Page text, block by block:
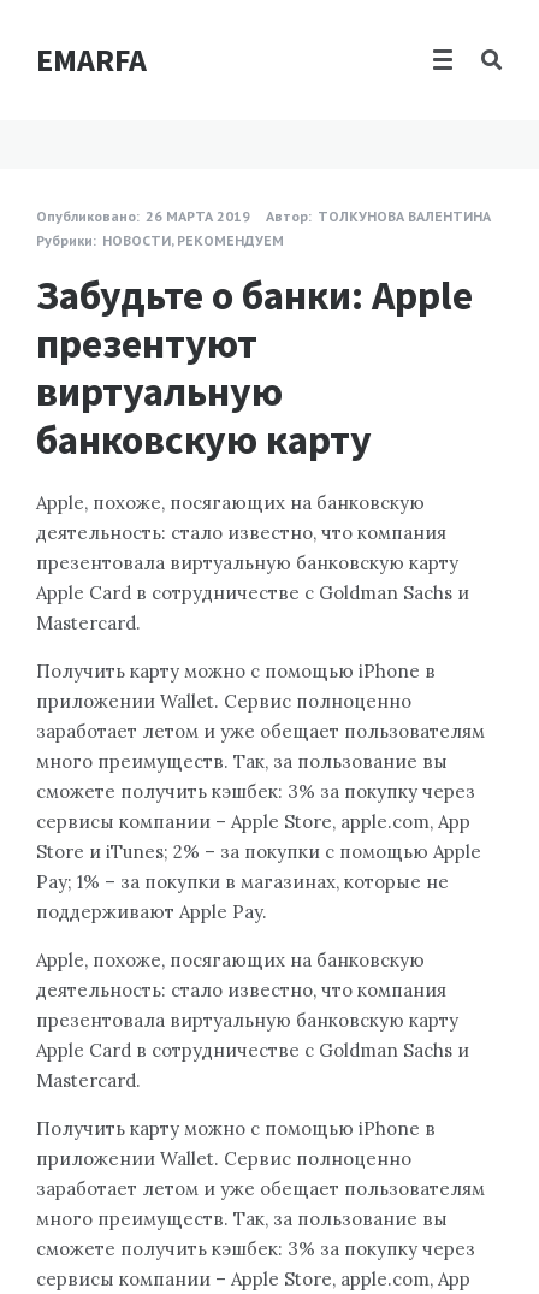
EMARFA
Опубликовано: 26 МАРТА 2019 Автор: ТОЛКУНОВА ВАЛЕНТИНА
Рубрики: НОВОСТИ, РЕКОМЕНДУЕМ
Забудьте о банки: Apple
презентуют
виртуальную
банковскую карту
Apple, похоже, посягающих на банковскую
деятельность: стало известно, что компания
презентовала виртуальную банковскую карту
Apple Card в сотрудничестве с Goldman Sachs и
Mastercard.
Получить карту можно с помощью iPhone в
приложении Wallet. Сервис полноценно
заработает летом и уже обещает пользователям
много преимуществ. Так, за пользование вы
сможете получить кэшбек: 3% за покупку через
сервисы компании – Apple Store, apple.com, App
Store и iTunes; 2% – за покупки с помощью Apple
Pay; 1% – за покупки в магазинах, которые не
поддерживают Apple Pay.
Apple, похоже, посягающих на банковскую
деятельность: стало известно, что компания
презентовала виртуальную банковскую карту
Apple Card в сотрудничестве с Goldman Sachs и
Mastercard.
Получить карту можно с помощью iPhone в
приложении Wallet. Сервис полноценно
заработает летом и уже обещает пользователям
много преимуществ. Так, за пользование вы
сможете получить кэшбек: 3% за покупку через
сервисы компании – Apple Store, apple.com, App